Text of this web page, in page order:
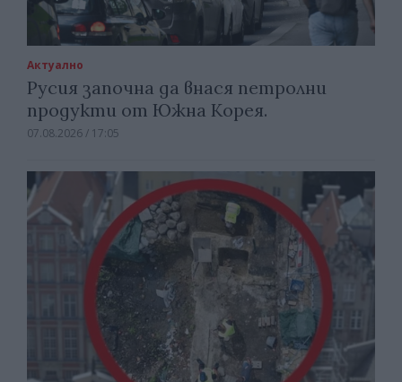
Актуално
Русия започна да внася петролни
продукти от Южна Корея.
07.08.2026 / 17:05